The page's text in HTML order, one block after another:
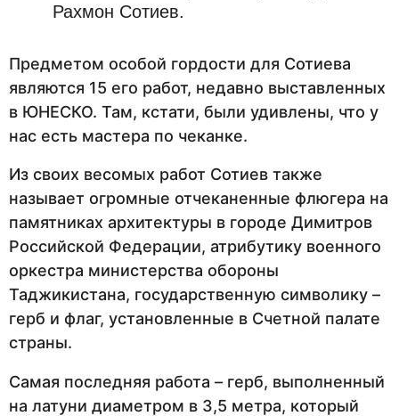
Рахмон Сотиев.
Предметом особой гордости для Сотиева
являются 15 его работ, недавно выставленных
в ЮНЕСКО. Там, кстати, были удивлены, что у
нас есть мастера по чеканке.
Из своих весомых работ Сотиев также
называет огромные отчеканенные флюгера на
памятниках архитектуры в городе Димитров
Российской Федерации, атрибутику военного
оркестра министерства обороны
Таджикистана, государственную символику –
герб и флаг, установленные в Счетной палате
страны.
Самая последняя работа – герб, выполненный
на латуни диаметром в 3,5 метра, который